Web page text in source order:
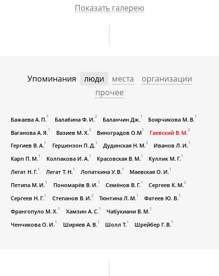
Показать галерею
Упоминания люди места
организации
прочее
Бажаева А. П. 1 Балабина Ф. И.2 Баланчин Дж. 1 Боярчикова М. В. 1
Ваганова А. Я. 1 Вазиев М. Х.2 Виноградов О.М1 Гаевский В. М.2
Гергиев В. А.1 Гершензон П. Д.1 Дудинская Н. М.2 Иванов Л. И.1
Карп П. М.1 Колпакова И. А.1 Красовская В. М.1 Куллик М. Г.1
Легат Н. Г.1 Легат Т. Н.1 Лопаткина У. В.1 Маевская О. И.1
Петипа М. И. 1 Пономарёв В. И. 1 Семёнов В. Г. 1 Сергеев К. М. 2
Сергеев Н. Г. 1 Степанов В. И. 2 Тюнтина Л. М. 1 Фатеев Ю. В. 1
Франгопуло М. Х. 1 Хамзин А. С. 1 Чабукиани В. М. 1
Ченчикова О. И. 1 Ширяев А. В. 1 Шолл Т. 1 Шрейбер Г. В. 1